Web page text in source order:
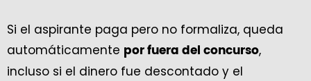
Si el aspirante paga pero no formaliza, queda
automáticamente por fuera del concurso,
incluso si el dinero fue descontado y el